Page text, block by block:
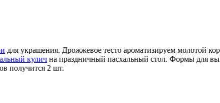
для украшения. Дрожжевое тесто ароматизируем молотой
кулич на праздничный пасхальный стол. Формы для
получится 2 шт.